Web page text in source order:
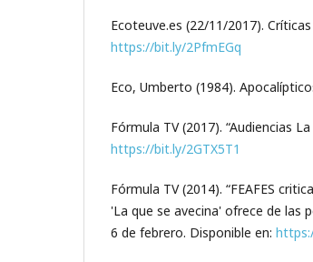
Ecoteuve.es (22/11/2017).
https://bit.ly/2PfmEGq
Eco, Umberto (1984).
Fórmula TV (2017). “Audiencias
https://bit.ly/2GTX5T1
Fórmula TV (2014). “FEAFES
'La que se avecina' ofrece de las
6 de febrero. Disponible en: